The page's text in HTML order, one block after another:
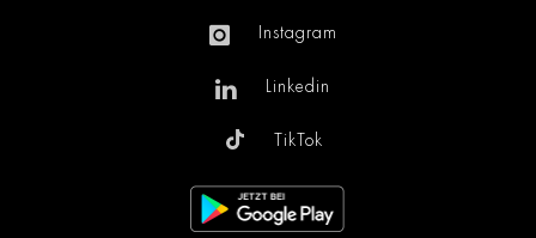
Instagram
Linkedin
TikTok